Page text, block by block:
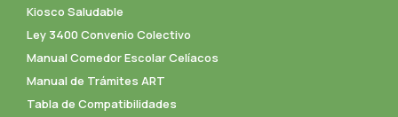
Kiosco Saludable
Ley 3400 Convenio Colectivo
Manual Comedor Escolar Celíacos
Manual de Trámites ART
Tabla de Compatibilidades